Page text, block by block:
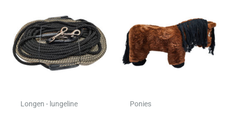
Die
Longen - lungeline Ponies